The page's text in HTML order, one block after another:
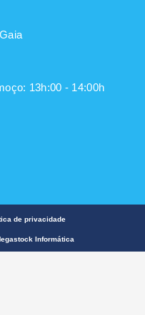
13h:00 - 14:00h
de privacidade
Informática